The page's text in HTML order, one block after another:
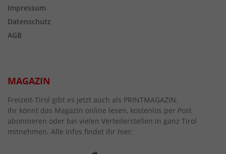
Impressum
Datenschutz
AGB
MAGAZIN
Freizeit-Tirol gibt es jetzt auch als PRINTMAGAZIN.
Ihr könnt das Magazin online lesen, kostenlos per Post
abonnieren oder bei vielen Verteilerstellen in ganz Tirol
mitnehmen. Alle Infos findet ihr hier: